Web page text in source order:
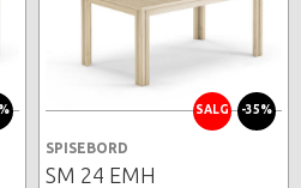
SALG -35%
SPISEBORD
SM 24 EMH